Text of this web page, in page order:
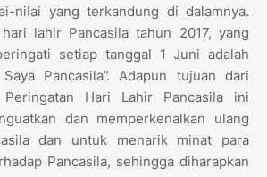
nilai yang terkandung di dalamnya.
lahir Pancasila tahun 2017, yang
setiap tanggal 1 Juni adalah
Pancasila”. Adapun tujuan dari
Peringatan Hari Lahir Pancasila ini
dan memperkenalkan ulang
dan untuk menarik minat para
Pancasila, sehingga diharapkan